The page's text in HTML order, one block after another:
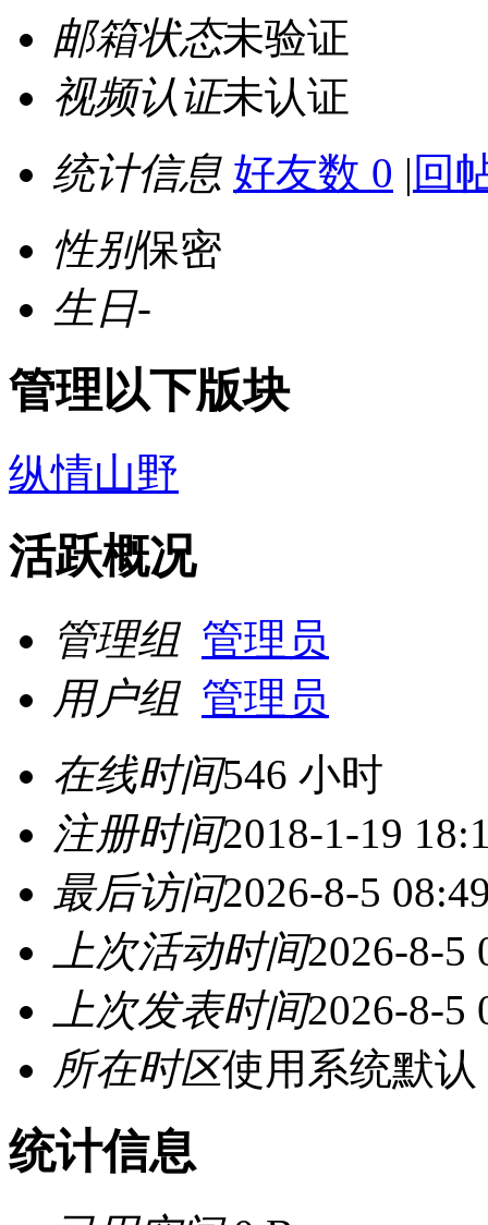
邮箱状态未验证
视频认证未认证
统计信息 好友数 0 | 回
性别保密
生日-
管理以下版块
纵情山野
活跃概况
管理组 管理员
用户组 管理员
在线时间546 小时
注册时间2018-1-19
最后访问2026-8-5
上次活动时间2026-8-5
上次发表时间2026-8-5
所在时区使用系统默认
统计信息